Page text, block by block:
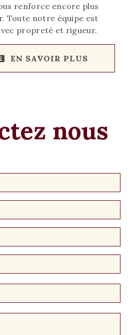
renforce encore plus
Toute notre équipe est
propreté et rigueur.
EN SAVOIR PLUS
nous